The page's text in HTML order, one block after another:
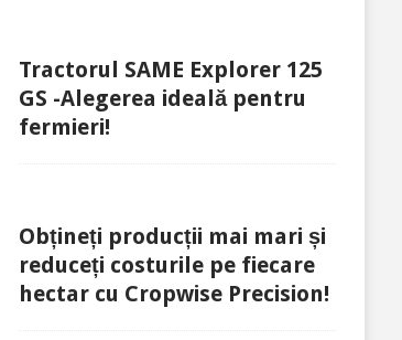
Tractorul SAME Explorer 125
GS -Alegerea ideală pentru
fermieri!
Obțineți producții mai mari și
reduceți costurile pe fiecare
hectar cu Cropwise Precision!